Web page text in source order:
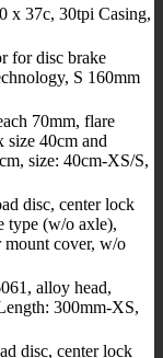
x 37c, 30tpi Casing,
for disc brake
S 160mm
70mm, flare
size 40cm and
size: 40cm-XS/S,
disc, center lock
type (w/o axle),
cover, w/o
alloy head,
300mm-XS,
disc, center lock